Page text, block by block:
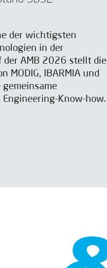
der wichtigsten
in der
der AMB 2026 stellt die
MODIG, IBARMIA und
Engineering-Know-how.